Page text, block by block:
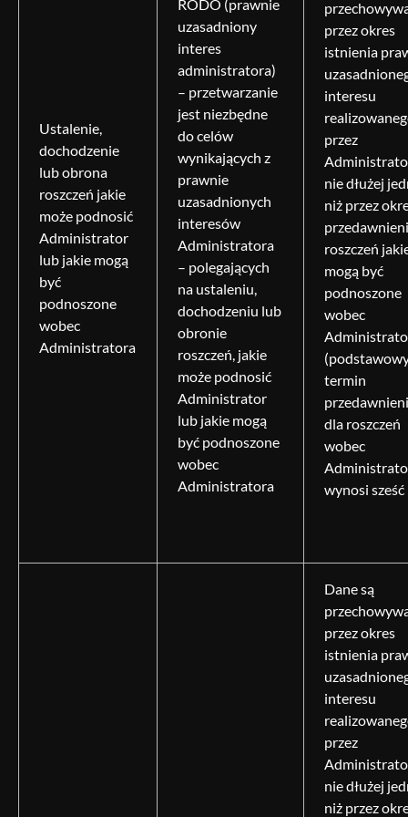
Ustalenie,
dochodzenie
lub obrona
roszczeń jakie
może podnosić
Administrator
lub jakie mogą
być
podnoszone
wobec
Administratora
RODO (prawnie
uzasadniony
interes
administratora)
– przetwarzanie
jest niezbędne
do celów
wynikających z
prawnie
uzasadnionych
interesów
Administratora
– polegających
na ustaleniu,
dochodzeniu lub
obronie
roszczeń, jakie
może podnosić
Administrator
lub jakie mogą
być podnoszone
wobec
Administratora
przez okres
istnienia
interesu
przez
nie dłużej
niż przez
roszczeń
mogą być
podnoszone
wobec
termin
dla roszczeń
wobec
wynosi sześć
Dane są
przez okres
istnienia
interesu
przez
nie dłużej
niż przez